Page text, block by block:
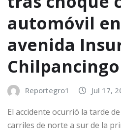
automóvil
avenida
Chilpancingo
Reportegro1 Jul 17,
El accidente ocurrió la tarde
carriles de norte a sur de la